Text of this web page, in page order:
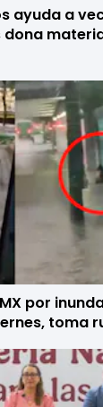
ayuda a
dona
por
toma